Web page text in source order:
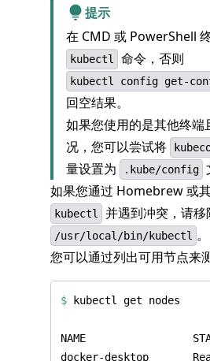
提示
在 CMD 或 PowerShell
kubectl 命令，否则
kubectl config get-
回空结果。
如果您使用的是其他终端
况，您可以尝试将
量设置为
.kube/config
如果您通过 Homebrew 或
kubectl 并遇到冲突，请移
/usr/local/bin/kubectl 。
您可以通过列出可用节点来
$